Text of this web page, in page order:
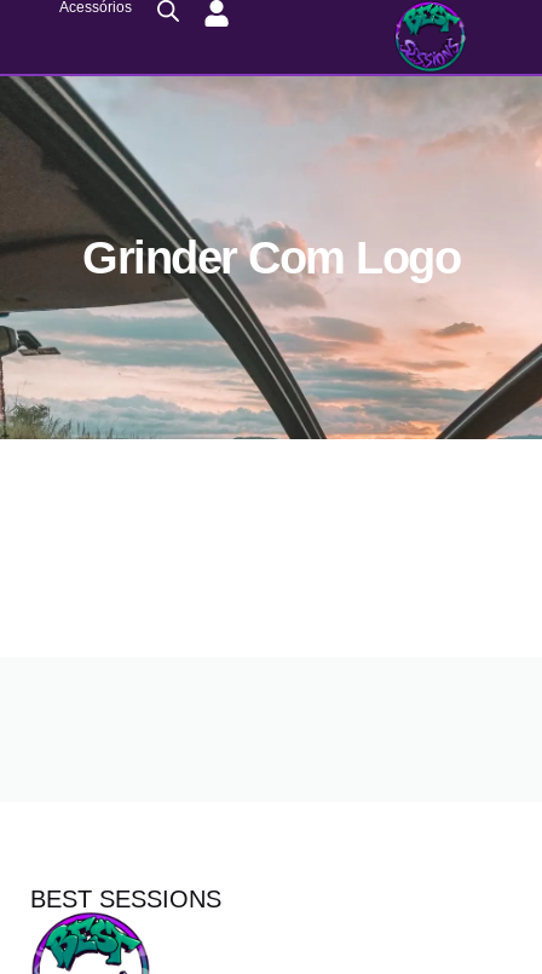
Acessórios
Grinder Com Logo
BEST SESSIONS